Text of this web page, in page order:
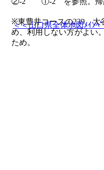
＜＜山口県全体地図ﾒｲﾝﾍ
※東豊井コースの239 大
め、利用しない方がよい
ため。